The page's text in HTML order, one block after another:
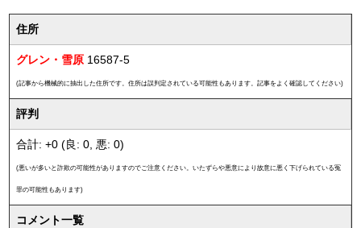
住所
グレン・雪原 16587-5
(記事から機械的に抽出した住所です。住所は誤判定されている可能性もあります。記事をよく確認してください)
評判
合計: +0 (良: 0, 悪: 0)
(悪いが多いと詐欺の可能性がありますのでご注意ください。いたずらや悪意により故意に悪く下げられている冤
罪の可能性もあります)
コメント一覧